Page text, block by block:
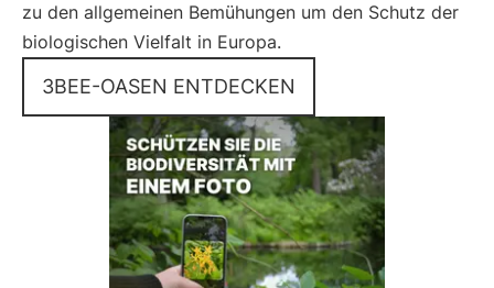
zu den allgemeinen Bemühungen um den Schutz der
biologischen Vielfalt in Europa.
3BEE-OASEN ENTDECKEN